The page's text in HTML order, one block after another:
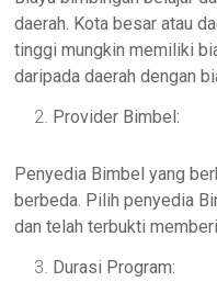
daerah. Kota besar atau
tinggi mungkin memiliki
daripada daerah dengan
Provider Bimbel:
Penyedia Bimbel yang
berbeda. Pilih penyedia
dan telah terbukti
Durasi Program: